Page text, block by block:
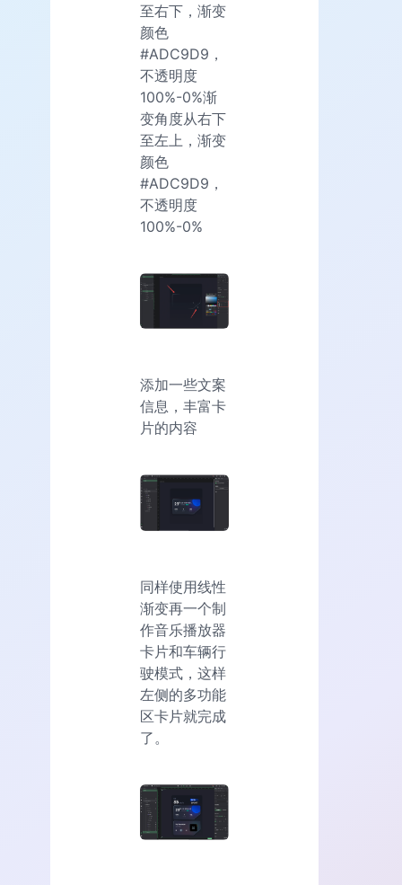
至右下，渐变
颜色
#ADC9D9，
不透明度
100%-0%渐
变角度从右下
至左上，渐变
颜色
#ADC9D9，
不透明度
100%-0%
添加一些文案
信息，丰富卡
片的内容
同样使用线性
渐变再一个制
作音乐播放器
卡片和车辆行
驶模式，这样
左侧的多功能
区卡片就完成
了。